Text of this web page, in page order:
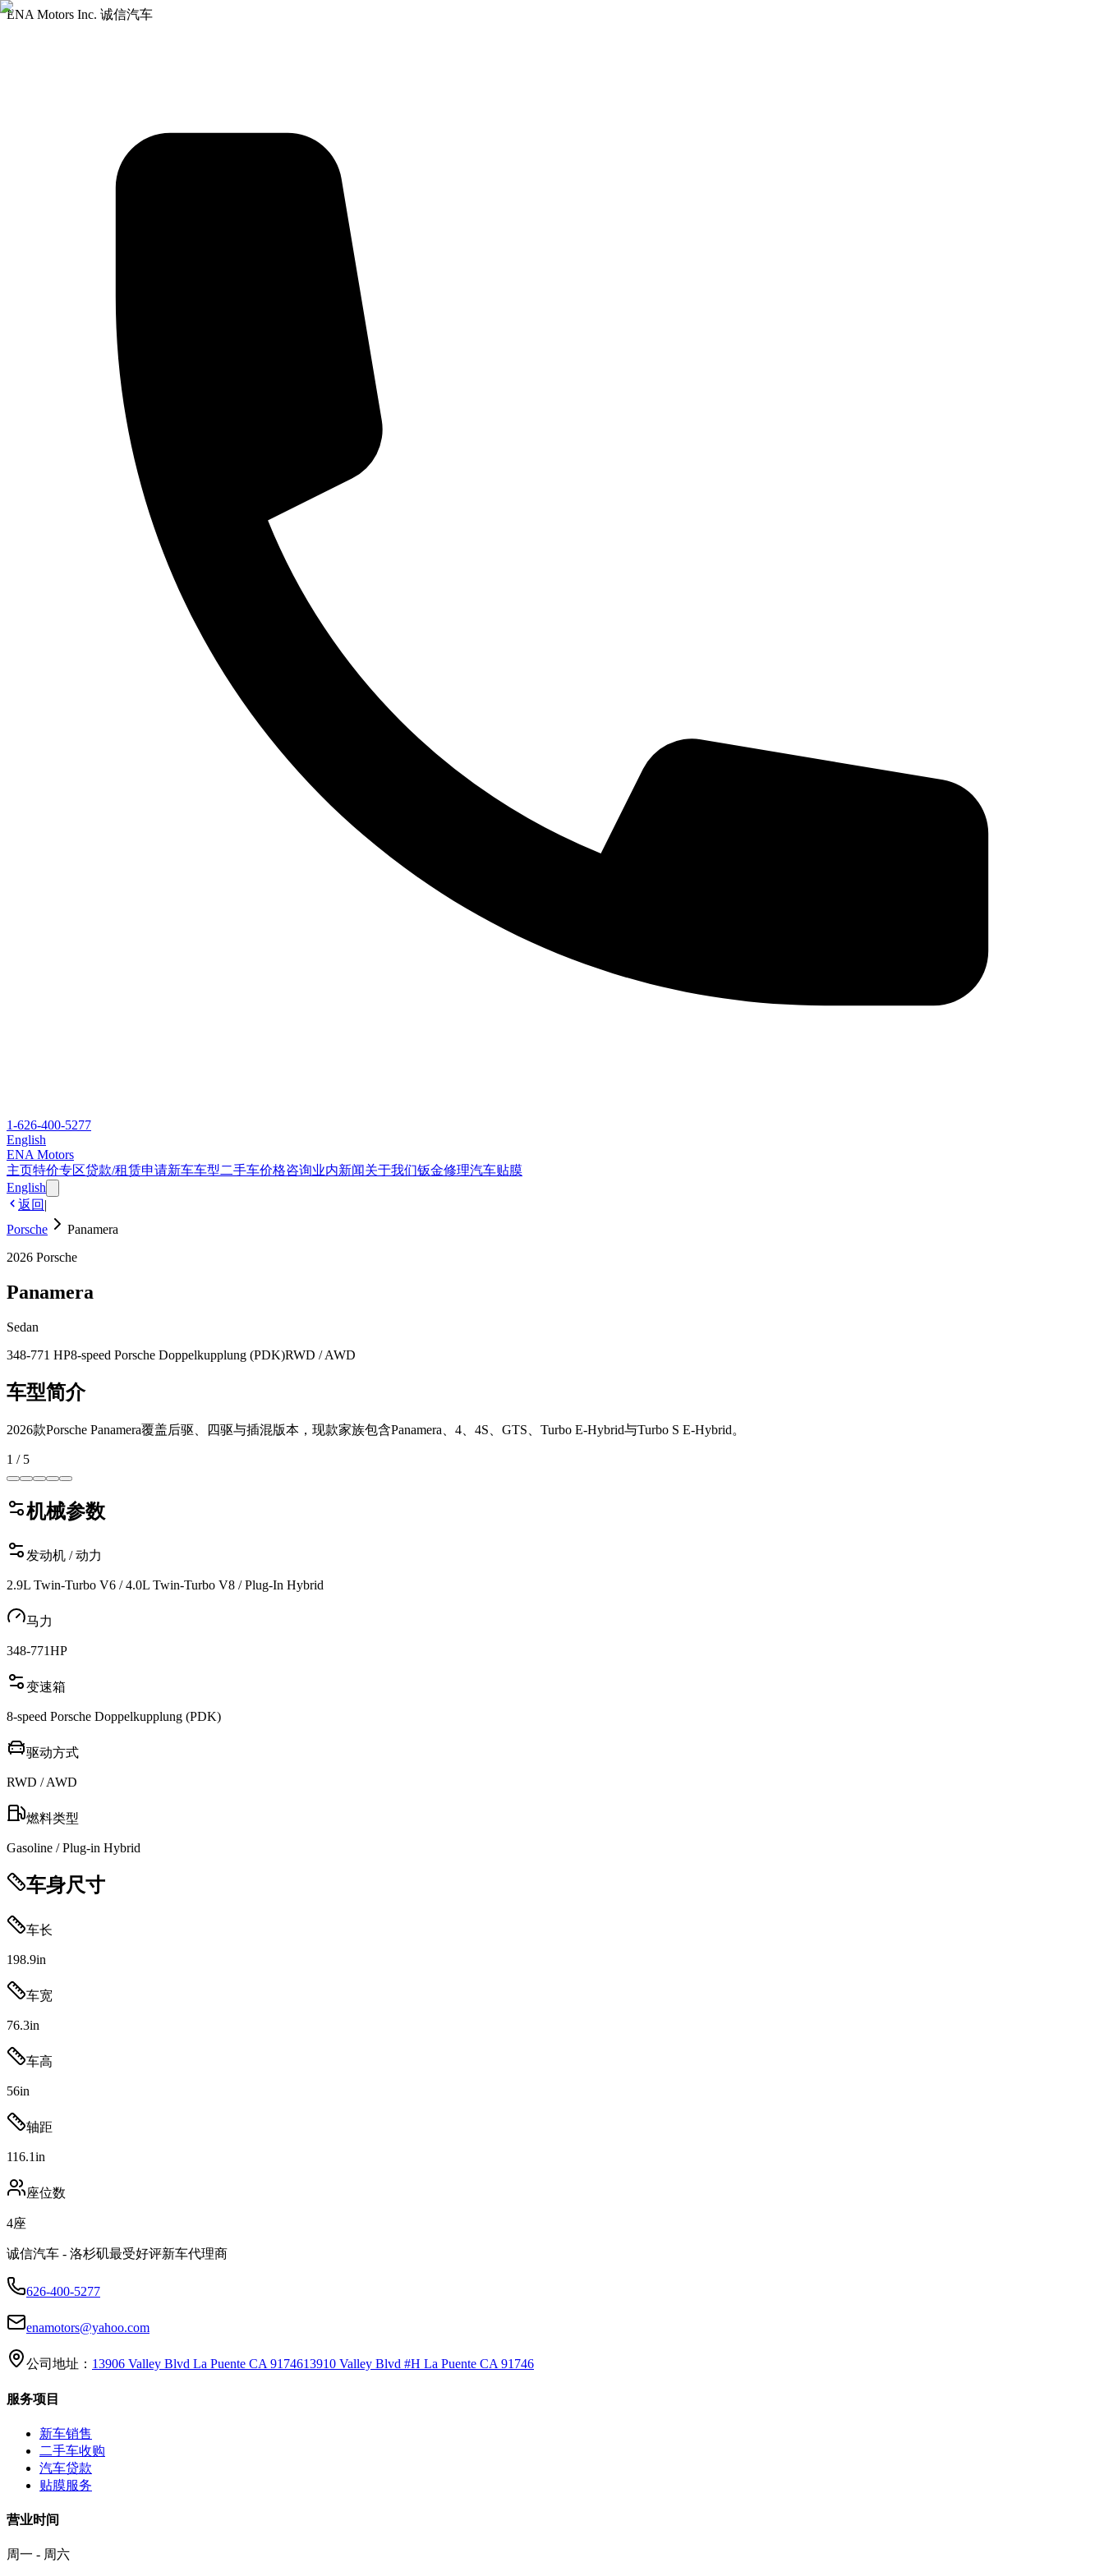
ENA Motors Inc. 诚信汽车
1-626-400-5277
English
ENA Motors
主页特价专区贷款/租赁申请新车车型二手车价格咨询业内新闻关于我们钣金修理汽车贴膜
English
返回 |
Porsche
Panamera
2026 Porsche
Panamera
Sedan
348-771 HP8-speed Porsche Doppelkupplung (PDK)RWD / AWD
车型简介
2026款Porsche Panamera覆盖后驱、四驱与插混版本，现款家族包含Panamera、4、4S、GTS、Turbo E-Hybrid与Turbo S E-Hybrid。
1 / 5
机械参数
发动机 / 动力
2.9L Twin-Turbo V6 / 4.0L Twin-Turbo V8 / Plug-In Hybrid
马力
348-771HP
变速箱
8-speed Porsche Doppelkupplung (PDK)
驱动方式
RWD / AWD
燃料类型
Gasoline / Plug-in Hybrid
车身尺寸
车长
198.9in
车宽
76.3in
车高
56in
轴距
116.1in
座位数
4座
诚信汽车 - 洛杉矶最受好评新车代理商
626-400-5277
enamotors@yahoo.com
公司地址： 13906 Valley Blvd La Puente CA 9174613910 Valley Blvd #H La Puente CA 91746
服务项目
新车销售
二手车收购
汽车贷款
贴膜服务
营业时间
周一 - 周六